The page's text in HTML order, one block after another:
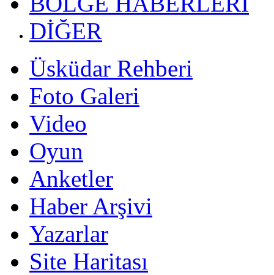
DİĞER
Üsküdar Rehberi
Foto Galeri
Video
Oyun
Anketler
Haber Arşivi
Yazarlar
Site Haritası